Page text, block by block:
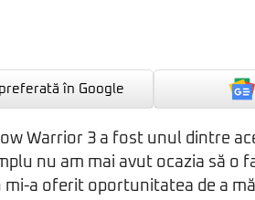
în Google
Warrior 3 a fost unul dintre
nu am mai avut ocazia să o
a oferit oportunitatea de a